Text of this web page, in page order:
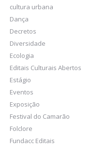
cultura urbana
Dança
Decretos
Diversidade
Ecologia
Editais Culturais Abertos
Estágio
Eventos
Exposição
Festival do Camarão
Folclore
Fundacc Editais